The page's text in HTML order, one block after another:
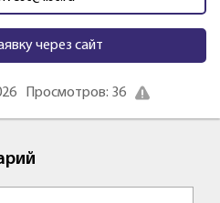
через сайт
Просмотров: 36